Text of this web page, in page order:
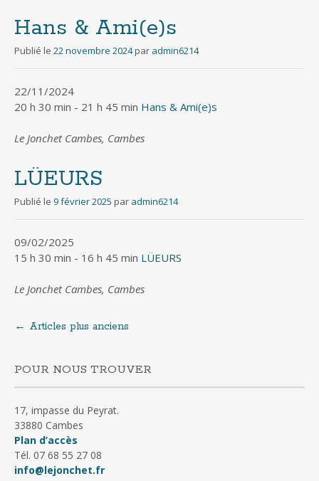
Hans & Ami(e)s
Publié le 22 novembre 2024 par admin6214
22/11/2024
20 h 30 min - 21 h 45 min Hans & Ami(e)s
Le Jonchet Cambes, Cambes
LÜEURS
Publié le 9 février 2025 par admin6214
09/02/2025
15 h 30 min - 16 h 45 min LÜEURS
Le Jonchet Cambes, Cambes
Navigation
au
sein
des
← Articles plus anciens
POUR NOUS TROUVER
17, impasse du Peyrat.
33880 Cambes
Plan d’accès
Tél. 07 68 55 27 08
info@lejonchet.fr